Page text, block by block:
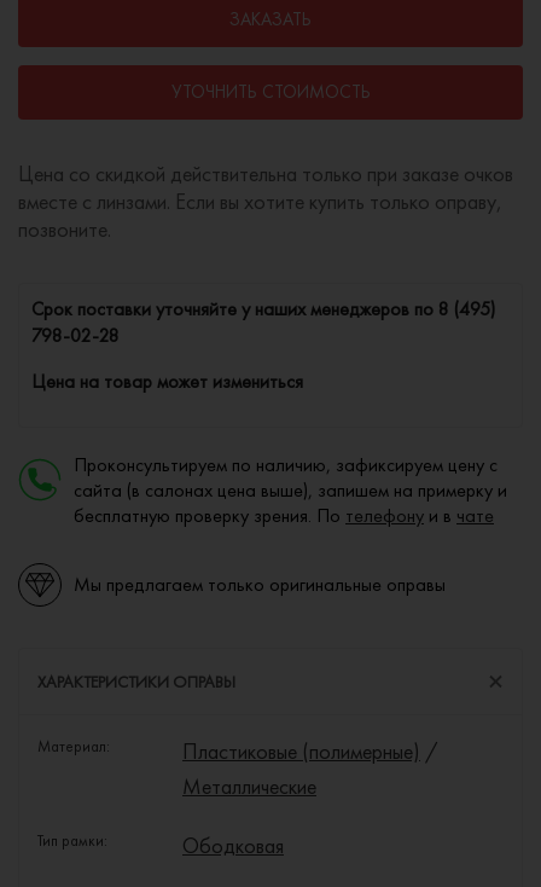
ЗАКАЗАТЬ
УТОЧНИТЬ СТОИМОСТЬ
Цена со скидкой действительна только при заказе очков
вместе с линзами. Если вы хотите купить только оправу,
позвоните.
Cрок поставки уточняйте у наших менеджеров по 8 (495)
798-02-28
Цена на товар может измениться
Проконсультируем по наличию, зафиксируем цену с
сайта (в салонах цена выше), запишем на примерку и
бесплатную проверку зрения. По телефону и в чате
Мы предлагаем только оригинальные оправы
ХАРАКТЕРИСТИКИ ОПРАВЫ
Материал: Пластиковые (полимерные) /
Металлические
Тип рамки: Ободковая